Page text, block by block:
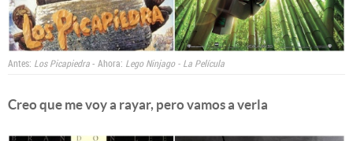
Antes: Los Picapiedra- Ahora: Lego Ninjago - La Película
Creo que me voy a rayar, pero vamos a verla